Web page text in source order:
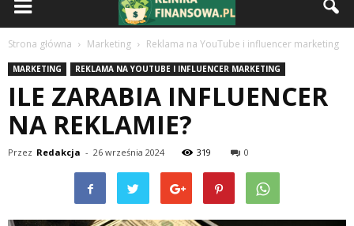
Strona główna Marketing Reklama na YouTube i influencer marketing
MARKETING REKLAMA NA YOUTUBE I INFLUENCER MARKETING
ILE ZARABIA INFLUENCER
NA REKLAMIE?
Przez Redakcja - 26 września 2024 319 0